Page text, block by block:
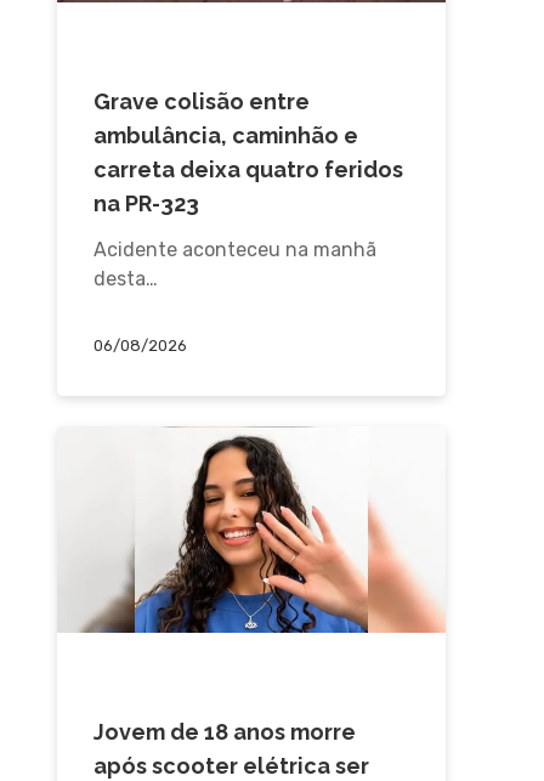
Grave colisão entre
ambulância, caminhão e
carreta deixa quatro feridos
na PR-323
Acidente aconteceu na manhã
desta…
06/08/2026
Jovem de 18 anos morre
após scooter elétrica ser